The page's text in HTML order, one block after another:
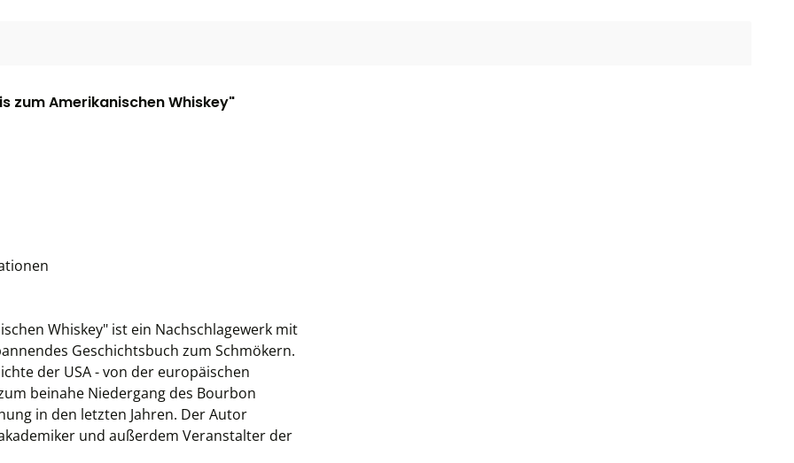
zum Amerikanischen Whiskey"
Whiskey" ist ein Nachschlagewerk mit
Geschichtsbuch zum Schmökern.
der USA - von der europäischen
beinahe Niedergang des Bourbon
in den letzten Jahren. Der Autor
und außerdem Veranstalter der